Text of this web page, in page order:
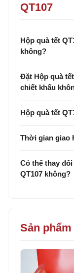
QT107
Hộp quà tết
không?
Đặt Hộp quà
chiết khấu
Hộp quà tết
Thời gian giao
Có thể thay
QT107 không?
Sản